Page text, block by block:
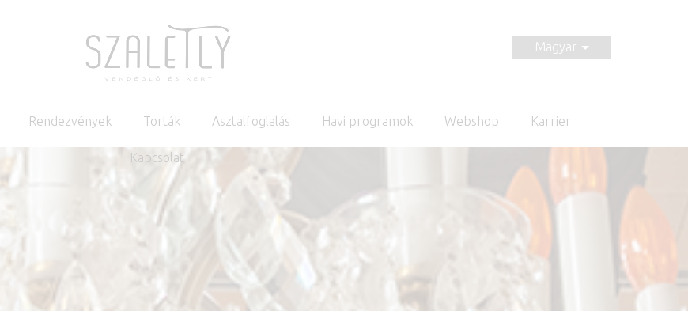
Rendezvények Torták Asztalfoglalás Havi programok Webshop Karrier
Kapcsolat
Magyar